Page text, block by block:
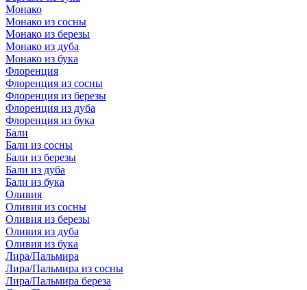
Монако
Монако из сосны
Монако из березы
Монако из дуба
Монако из бука
Флоренция
Флоренция из сосны
Флоренция из березы
Флоренция из дуба
Флоренция из бука
Бали
Бали из сосны
Бали из березы
Бали из дуба
Бали из бука
Оливия
Оливия из сосны
Оливия из березы
Оливия из дуба
Оливия из бука
Лира/Пальмира
Лира/Пальмира из сосны
Лира/Пальмира береза